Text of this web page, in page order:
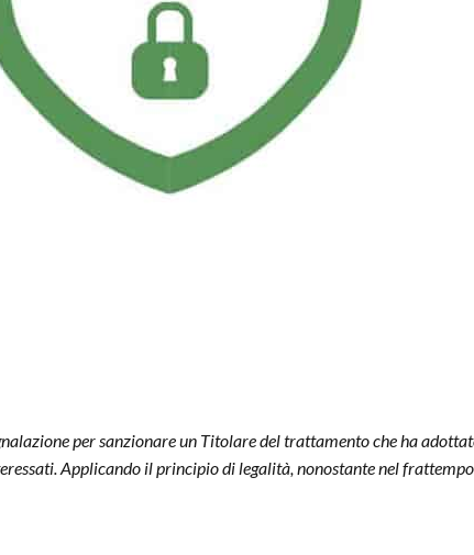
per sanzionare un Titolare del trattamento che ha
Applicando il principio di legalità, nonostante nel